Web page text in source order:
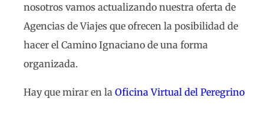
nosotros vamos actualizando nuestra oferta de
Agencias de Viajes que ofrecen la posibilidad de
hacer el Camino Ignaciano de una forma
organizada.
Hay que mirar en la Oficina Virtual del Peregrino